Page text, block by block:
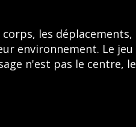
les déplacements,
environnement. Le jeu
n'est pas le centre, le